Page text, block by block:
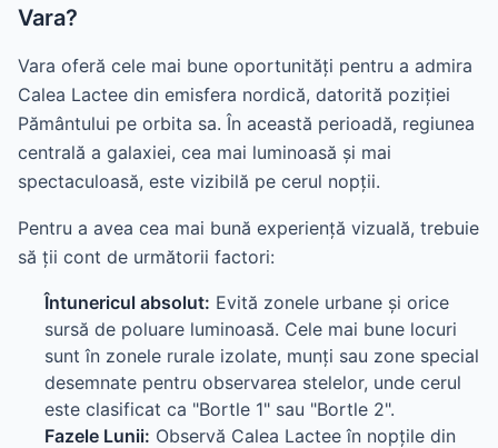
Vara?
Vara oferă cele mai bune oportunități pentru a admira
Calea Lactee din emisfera nordică, datorită poziției
Pământului pe orbita sa. În această perioadă, regiunea
centrală a galaxiei, cea mai luminoasă și mai
spectaculoasă, este vizibilă pe cerul nopții.
Pentru a avea cea mai bună experiență vizuală, trebuie
să ții cont de următorii factori:
Întunericul absolut: Evită zonele urbane și orice
sursă de poluare luminoasă. Cele mai bune locuri
sunt în zonele rurale izolate, munți sau zone special
desemnate pentru observarea stelelor, unde cerul
este clasificat ca "Bortle 1" sau "Bortle 2".
Fazele Lunii: Observă Calea Lactee în nopțile din